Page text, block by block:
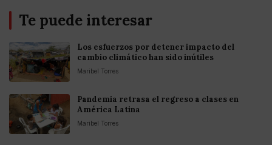
Te puede interesar
Los esfuerzos por detener impacto del
cambio climático han sido inútiles
Maribel Torres
Pandemia retrasa el regreso a clases en
América Latina
Maribel Torres